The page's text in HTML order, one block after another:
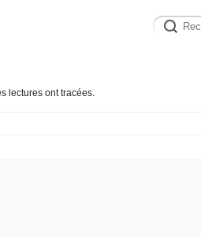
lectures ont tracées.